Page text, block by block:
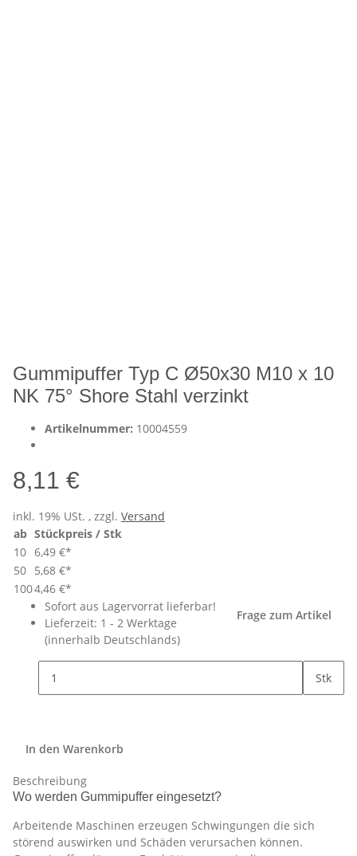
Gummipuffer Typ C Ø50x30 M10 x 10
NK 75° Shore Stahl verzinkt
Artikelnummer: 10004559
8,11 €
inkl. 19% USt. , zzgl. Versand
ab Stückpreis / Stk
10 6,49 €*
50 5,68 €*
1004,46 €*
Sofort aus Lagervorrat lieferbar!
Lieferzeit: 1 - 2 Werktage
(innerhalb Deutschlands)
Frage zum Artikel
Stk
In den Warenkorb
Beschreibung
Wo werden Gummipuffer eingesetzt?
Arbeitende Maschinen erzeugen Schwingungen die sich
störend auswirken und Schäden verursachen können.